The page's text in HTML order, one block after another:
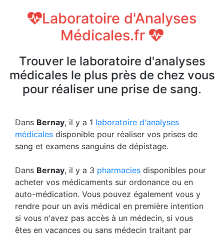
Laboratoire d'Analyses
Médicales.fr
Trouver le laboratoire d'analyses
médicales le plus près de chez vous
pour réaliser une prise de sang.
Dans Bernay, il y a 1 laboratoire d'analyses
médicales disponible pour réaliser vos prises de
sang et examens sanguins de dépistage.
Dans Bernay, il y a 3 pharmacies disponibles pour
acheter vos médicaments sur ordonance ou en
auto-médication. Vous pouvez également vous y
rendre pour un avis médical en première intention
si vous n'avez pas accès à un médecin, si vous
êtes en vacances ou sans médecin traitant par